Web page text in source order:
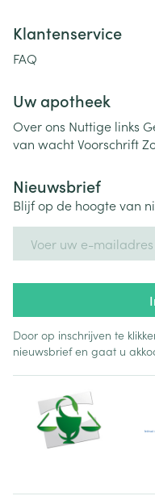
Klantenservice
FAQ
Uw apotheek
Over ons Nuttige links
van wachtVoorschrift
Nieuwsbrief
Blijf op de hoogte van
Door op inschrijven te
nieuwsbrief en gaat u